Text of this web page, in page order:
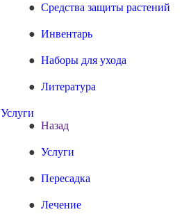
Средства защиты растений
Инвентарь
Наборы для ухода
Литература
Услуги
Назад
Услуги
Пересадка
Лечение